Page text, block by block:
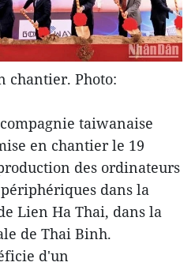
chantier. Photo:
taiwanaise
en chantier le 19
des ordinateurs
dans la
Lien Ha Thai, dans la
de Thai Binh.
d'un